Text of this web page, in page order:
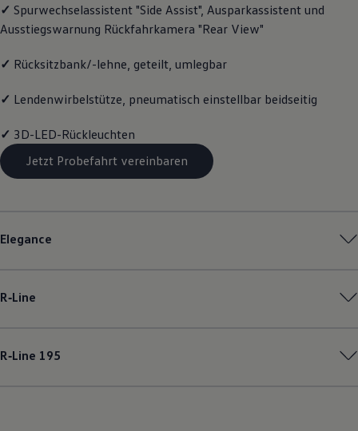
✓ Spurwechselassistent "Side Assist", Ausparkassistent und
Ausstiegswarnung Rückfahrkamera "Rear View"
✓ Rücksitzbank/-lehne, geteilt, umlegbar
✓ Lendenwirbelstütze, pneumatisch einstellbar beidseitig
✓ 3D-LED-Rückleuchten
Jetzt Probefahrt vereinbaren
Elegance
R‑Line
R‑Line 195